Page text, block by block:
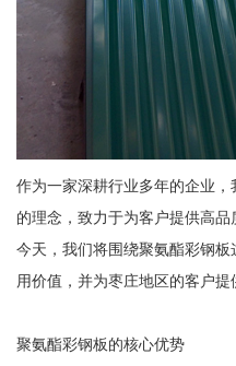
作为一家深耕行业多年的企业
的理念，致力于为客户提供高品
今天，我们将围绕聚氨酯彩钢
用价值，并为枣庄地区的客户提
聚氨酯彩钢板的核心优势